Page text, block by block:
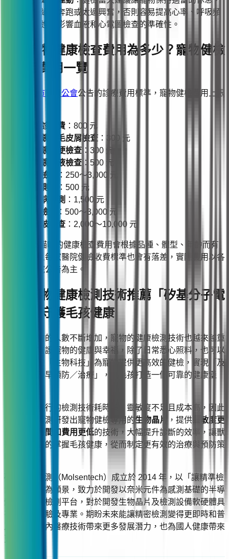
避免過度奔跑或太過興奮，否則容易提高心率、呼吸頻
率，進而影響血液和心電圖檢查的準確性。
四、寵物健康檢查費用為多少？寵物健檢
9 項目費用一覽
台北市獸醫公會公告的診療費用標準，寵物健檢費用上限
一般診察費 ：800 元
顯微鏡皮毛皮屑檢查 ：300 元
顯微鏡糞便檢查 ：300 元
顯微鏡尿液檢查 ：500 元
血液檢驗
：250～3,000 元
血壓測量
：500 元
傳染病檢測 ：1,500 元
X 光檢查
：500～3,000 元
超音波檢查 ：2,000～10,000 元
※ 狗狗及貓咪的健康檢查費用會根據品種、體型、年齡而有
所不同，且每家醫院健檢收費標準也會有落差，實際費用以各
大寵物醫院公告為主。
五、寵物健康檢測技術推薦「矽基分子電
測」，守護毛孩健康
隨著養寵物的人數不斷增加，寵物的健康檢測技術也越來越重
要，想要守護寵物的健康與幸福，除了日常悉心照料，也可以
借助先進的「生物科技」為寵物提供更高效的健檢，實現「及
早發現，及早預防／治療」，為毛孩打造一個可靠的健康堡
由於許多現行的檢測技術耗時長、靈敏度不足且成本高，因此
矽基分子電測研發出寵物健檢專用的生物晶片 ，提供 靈敏度更
高、檢測時間和費用更低的技術，大幅提升診斷的效率，讓獸
醫能更全面的掌握毛孩健康，從而制定更有效的治療與預防策
矽基分子電測（Molsentech）成立於 2014 年，以「讓精準檢
測更簡單」為願景，致力於開發以奈米元件為感測基礎的半導
體生物晶片檢測平台，對於開發生物晶片及檢測設備軟硬體具
有豐富的經驗及專業。期盼未來能讓精密檢測變得更即時和普
及化，為國內醫療技術帶來更多發展潛力，也為國人健康帶來